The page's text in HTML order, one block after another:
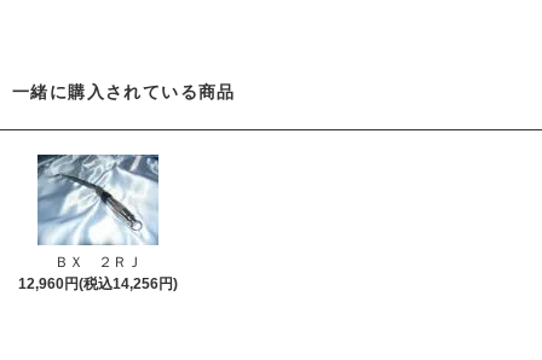
一緒に購入されている商品
ＢＸ ２ＲＪ
12,960円(税込14,256円)